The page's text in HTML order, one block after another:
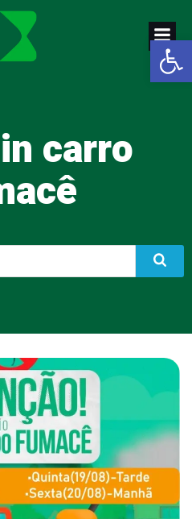
Abrir
Pular
para
o
conteúdo
carro